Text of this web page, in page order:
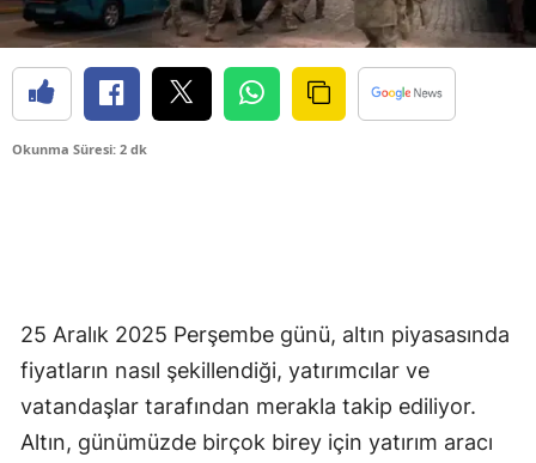
Okunma Süresi: 2 dk
25 Aralık 2025 Perşembe günü, altın piyasasında
fiyatların nasıl şekillendiği, yatırımcılar ve
vatandaşlar tarafından merakla takip ediliyor.
Altın, günümüzde birçok birey için yatırım aracı